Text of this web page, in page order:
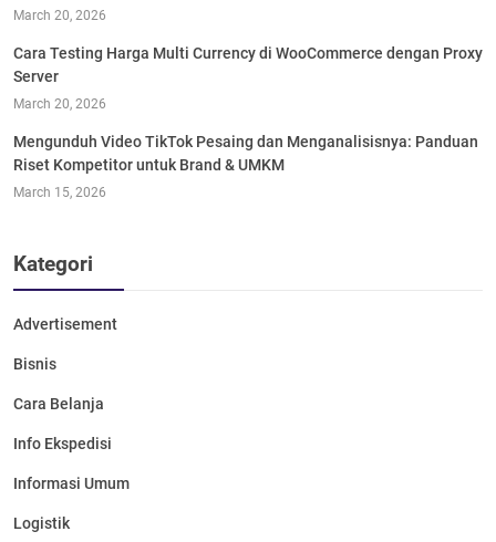
March 20, 2026
Cara Testing Harga Multi Currency di WooCommerce dengan Proxy
Server
March 20, 2026
Mengunduh Video TikTok Pesaing dan Menganalisisnya: Panduan
Riset Kompetitor untuk Brand & UMKM
March 15, 2026
Kategori
Advertisement
Bisnis
Cara Belanja
Info Ekspedisi
Informasi Umum
Logistik